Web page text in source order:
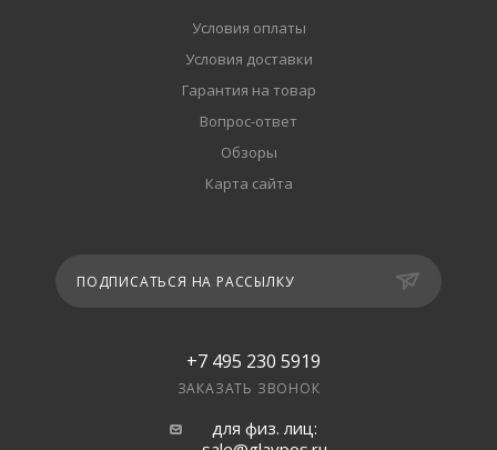
Условия оплаты
Условия доставки
Гарантия на товар
Вопрос-ответ
Обзоры
Карта сайта
ПОДПИСАТЬСЯ НА РАССЫЛКУ
+7 495 230 5919
ЗАКАЗАТЬ ЗВОНОК
для физ. лиц: